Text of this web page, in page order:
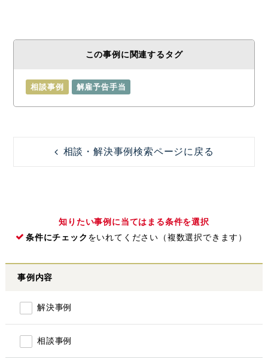
この事例に関連するタグ
相談事例 解雇予告手当
相談・解決事例検索ページに戻る
知りたい事例に当てはまる条件を選択
条件にチェック をいれてください（複数選択できます）
事例内容
解決事例
相談事例